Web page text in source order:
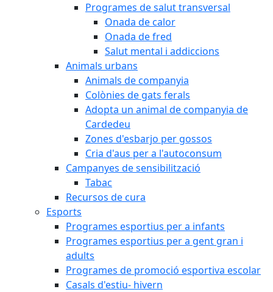
Programes de salut transversal
Onada de calor
Onada de fred
Salut mental i addiccions
Animals urbans
Animals de companyia
Colònies de gats ferals
Adopta un animal de companyia de
Cardedeu
Zones d'esbarjo per gossos
Cria d'aus per a l'autoconsum
Campanyes de sensibilització
Tabac
Recursos de cura
Esports
Programes esportius per a infants
Programes esportius per a gent gran i
adults
Programes de promoció esportiva escolar
Casals d'estiu- hivern